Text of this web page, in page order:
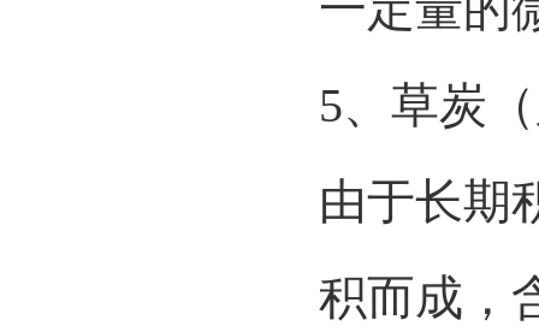
5、 草炭
由于长期
积而成，